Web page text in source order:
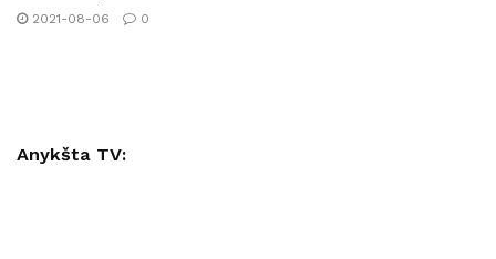
2021-08-06 0
Anykšta TV: